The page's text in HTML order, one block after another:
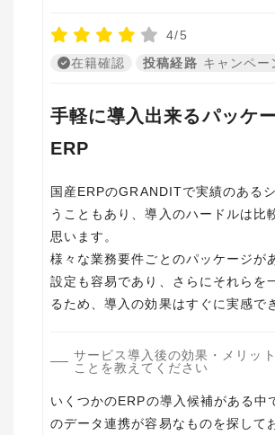
4/5
在籍確認
投稿経路 キャンペー
手軽に導入出来るパッケ
ERP
国産ERPのGRANDITで実績のある
うこともあり、導入のハードルは比
思います。
様々な業務要件ごとのパッケージが
設定も容易であり、さらにそれらを
るため、導入の効果はすぐに実感で
サービス導入後の効果・メリッ
ことを教えてください
いくつかのERPの導入候補がある中
のデータ連携が容易なものを探して